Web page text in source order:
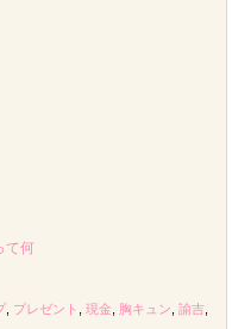
て何
プレゼント ,現金 胸キュン ,諭吉